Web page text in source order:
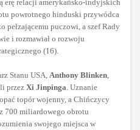
erę relacji amerykańsko-indyjskich
powrotnego hinduski przywódca
pełzającemu puczowi, a szef Rady
i rozmawiał o rozwoju
(16).
Stanu USA, Anthony Blinken
przez Xi Jinpinga . Uznanie
topór wojenny, a Chińczycy
700 miliardowego obrotu
swojego miejsca w